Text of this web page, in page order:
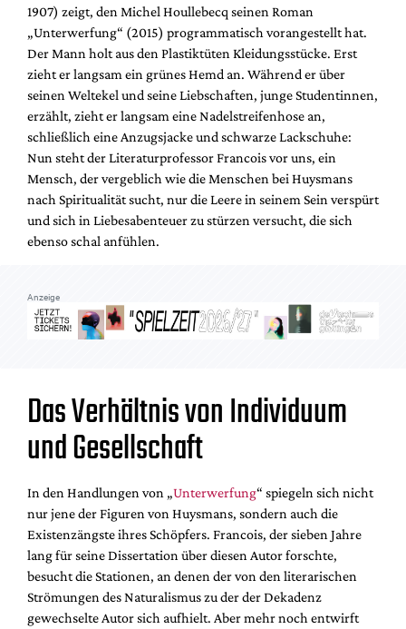
Suche
1907) zeigt, den Michel Houllebecq seinen Roman
„Unterwerfung“ (2015) programmatisch vorangestellt hat.
Der Mann holt aus den Plastiktüten Kleidungsstücke. Erst
zieht er langsam ein grünes Hemd an. Während er über
seinen Weltekel und seine Liebschaften, junge Studentinnen,
erzählt, zieht er langsam eine Nadelstreifenhose an,
schließlich eine Anzugsjacke und schwarze Lackschuhe:
Nun steht der Literaturprofessor Francois vor uns, ein
Mensch, der vergeblich wie die Menschen bei Huysmans
nach Spiritualität sucht, nur die Leere in seinem Sein verspürt
und sich in Liebesabenteuer zu stürzen versucht, die sich
ebenso schal anfühlen.
Anzeige
Das Verhältnis von Individuum
und Gesellschaft
In den Handlungen von „Unterwerfung“ spiegeln sich nicht
nur jene der Figuren von Huysmans, sondern auch die
Existenzängste ihres Schöpfers. Francois, der sieben Jahre
lang für seine Dissertation über diesen Autor forschte,
besucht die Stationen, an denen der von den literarischen
Strömungen des Naturalismus zu der der Dekadenz
gewechselte Autor sich aufhielt. Aber mehr noch entwirft